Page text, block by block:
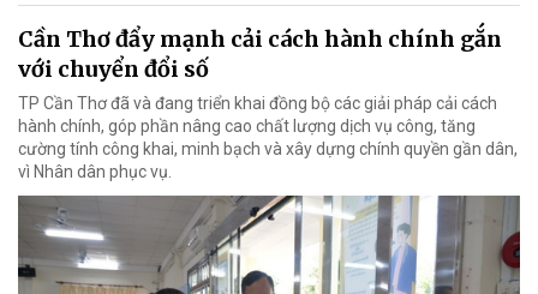
Cần Thơ đẩy mạnh cải cách hành chính gắn
với chuyển đổi số
TP Cần Thơ đã và đang triển khai đồng bộ các giải pháp cải cách
hành chính, góp phần nâng cao chất lượng dịch vụ công, tăng
cường tính công khai, minh bạch và xây dựng chính quyền gần dân,
vì Nhân dân phục vụ.